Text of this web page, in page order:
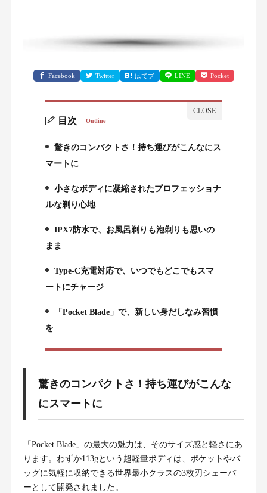
Facebook Twitter はてブ LINE Pocket
目次 Outline
1.
驚きのコンパクトさ！持ち運びがこんなにス
マートに
小さなボディに凝縮されたプロフェッショナ
ルな剃り心地
3.
IPX7防水で、お風呂剃りも泡剃りも思いの
まま
Type-C充電対応で、いつでもどこでもスマ
ートにチャージ
「Pocket Blade」で、新しい身だしなみ習慣
を
驚きのコンパクトさ！持ち運びがこんな
にスマートに
「Pocket Blade」の最大の魅力は、そのサイズ感と軽さにあ
ります。わずか113gという超軽量ボディは、ポケットやバ
ッグに気軽に収納できる世界最小クラスの3枚刃シェーバ
ーとして開発されました。